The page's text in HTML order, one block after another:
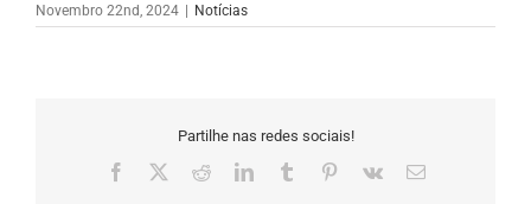
Novembro 22nd, 2024 | Notícias
Partilhe nas redes sociais!
Facebook RedditLinkedInTumblr Pinterest
Vk
Email